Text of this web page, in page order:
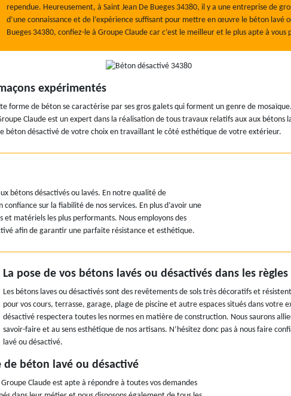
rependue. Heureusement, à Saint Jean De Bueges 34380, il y a une entreprise de
d’une connaissance et de l’expérience suffisant pour mettre en œuvre le béton lavé
Bueges 34380, confiez-le à Groupe Claude car c’est le meilleur et le plus apte à
expérimentés
de béton se caractérise par ses gros galets qui forment un genre de
Claude est un expert dans la réalisation de tous travaux relatifs aux aux bétons
béton désactivé de votre choix en travaillant le côté esthétique de votre extérieur.
bétons désactivés ou lavés. En notre qualité de
sur la fiabilité de nos services. En plus d’avoir une
matériels les plus performants. Nous employons des
afin de garantir une parfaite résistance et esthétique.
La pose de vos bétons lavés ou désactivés dans les
Les bétons laves ou désactivés sont des revêtements de sols très décoratifs et
pour vos cours, terrasse, garage, plage de piscine et autre espaces situés dans votre
désactivé respectera toutes les normes en matière de construction. Nous saurons
savoir-faire et au sens esthétique de nos artisans. N’hésitez donc pas à nous faire
lavé ou désactivé.
de béton lavé ou désactivé
Claude est apte à répondre à toutes vos demandes